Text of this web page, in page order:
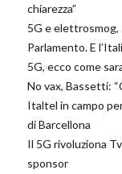
chiarezza”
5G e elettrosmog,
Parlamento. E
5G, ecco come
No vax, Bassetti:
Italtel in campo
di Barcellona
Il 5G rivoluziona
sponsor